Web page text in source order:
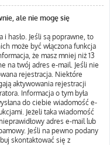
ale nie mogę się
hasło. Jeśli są poprawne, to
może być włączona funkcja
że masz mniej niż 13
na twój adres e-mail. Jeśli nie
rejestracja. Niektóre
aktywowania rejestracji
Informacja o tym była
do ciebie wiadomość e-
Jeżeli taka wiadomość
adres e-mail lub
Jeśli na pewno podany
skontaktować się z